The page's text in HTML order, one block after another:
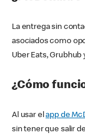
La entrega sin
asociados como
Uber Eats, Grubhub
¿Cómo
Al usar elapp de
sin tener que salir